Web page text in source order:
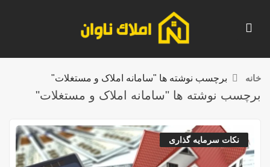
خانه برچسب نوشته ها "سامانه املاک و مستغلات"
برچسب نوشته ها "سامانه املاک و مستغلات"
نکات سرمایه گذاری